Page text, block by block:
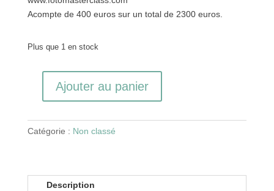
Acompte de 400 euros sur un total de 2300 euros.
Plus que 1 en stock
quantité
Inscription
FOTOMASTERCLASS
novembre
Ajouter au panier
Catégorie : Non classé
Description